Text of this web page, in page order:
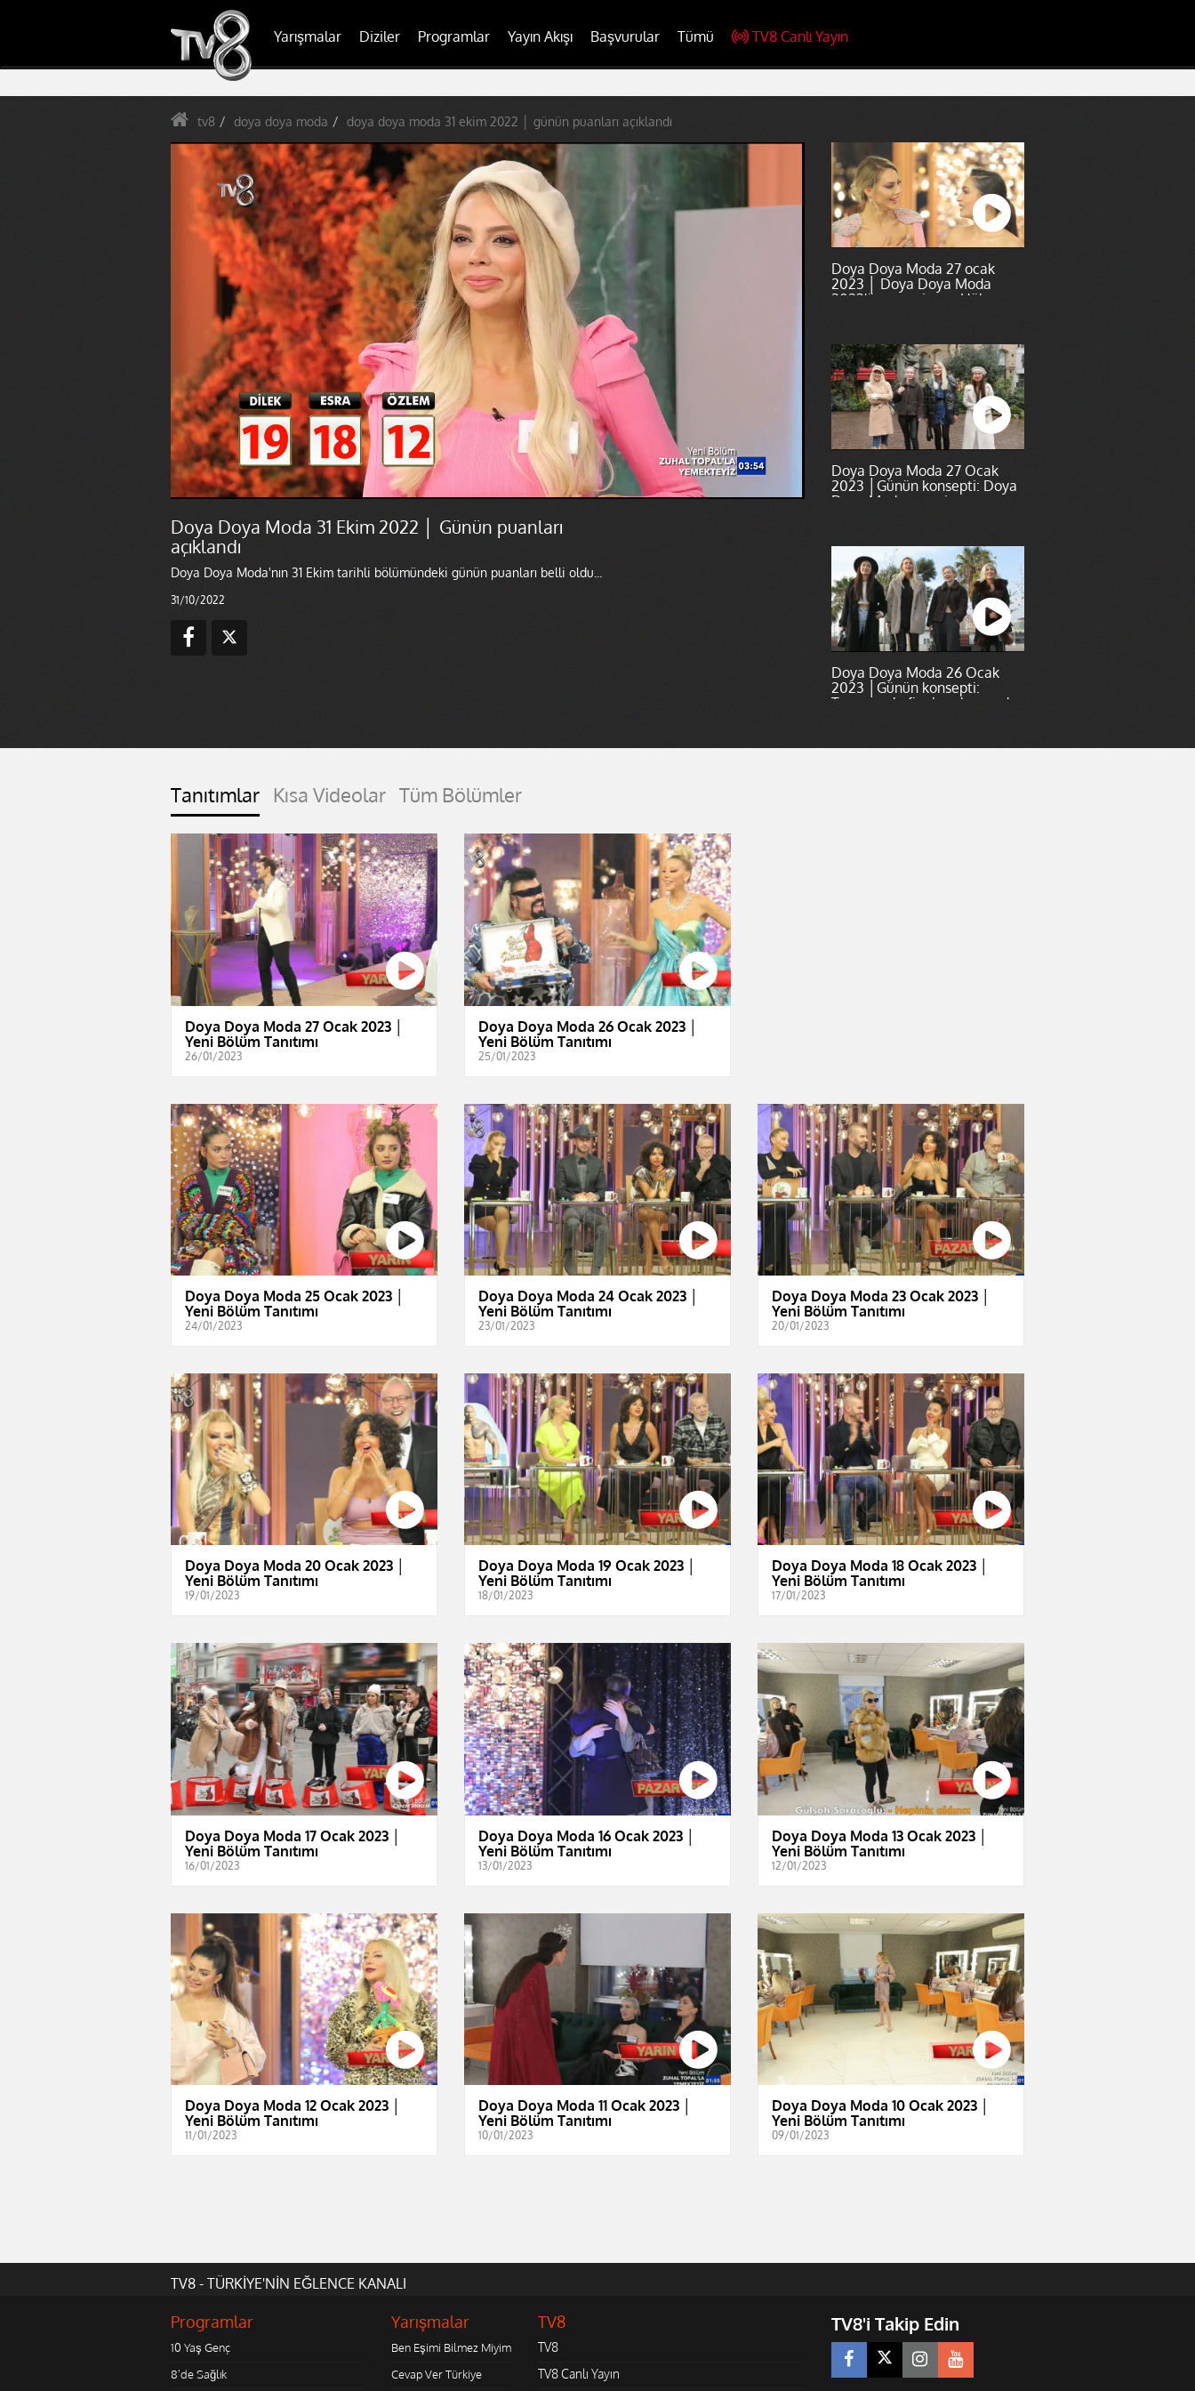
Yarışmalar Diziler Programlar Yayın Akışı Başvurular Tümü TV8 Canlı Yayın
tv8 doya doya moda doya doya moda 31 ekim 2022 │ günün puanları açıklandı
Doya Doya Moda 31 Ekim 2022 │ Günün puanları
açıklandı
Doya Doya Moda'nın 31 Ekim tarihli bölümündeki günün puanları belli oldu...
31/10/2022
Doya Doya Moda 27 ocak
2023 │ Doya Doya Moda
2023'ün şampiyonu Hülya
Doya Doya Moda 27 Ocak
2023 │Günün konsepti: Doya
Doya Moda şampiyonuyum
Doya Doya Moda 26 Ocak
2023 │Günün konsepti:
Tasarımınla finale adını yazdır
Tanıtımlar Kısa Videolar Tüm Bölümler
Doya Doya Moda 27 Ocak 2023 │
Yeni Bölüm Tanıtımı
26/01/2023
Doya Doya Moda 26 Ocak 2023 │
Yeni Bölüm Tanıtımı
25/01/2023
Doya Doya Moda 25 Ocak 2023 │
Yeni Bölüm Tanıtımı
24/01/2023
Doya Doya Moda 24 Ocak 2023 │
Yeni Bölüm Tanıtımı
23/01/2023
Doya Doya Moda 23 Ocak 2023 │
Yeni Bölüm Tanıtımı
20/01/2023
Doya Doya Moda 20 Ocak 2023 │
Yeni Bölüm Tanıtımı
19/01/2023
Doya Doya Moda 19 Ocak 2023 │
Yeni Bölüm Tanıtımı
18/01/2023
Doya Doya Moda 18 Ocak 2023 │
Yeni Bölüm Tanıtımı
17/01/2023
Doya Doya Moda 17 Ocak 2023 │
Yeni Bölüm Tanıtımı
16/01/2023
Doya Doya Moda 16 Ocak 2023 │
Yeni Bölüm Tanıtımı
13/01/2023
Doya Doya Moda 13 Ocak 2023 │
Yeni Bölüm Tanıtımı
12/01/2023
Doya Doya Moda 12 Ocak 2023 │
Yeni Bölüm Tanıtımı
11/01/2023
Doya Doya Moda 11 Ocak 2023 │
Yeni Bölüm Tanıtımı
10/01/2023
Doya Doya Moda 10 Ocak 2023 │
Yeni Bölüm Tanıtımı
09/01/2023
TV8 - TÜRKİYE'NİN EĞLENCE KANALI
Programlar
10 Yaş Genç
8'de Sağlık
Yarışmalar
Ben Eşimi Bilmez Miyim
Cevap Ver Türkiye
TV8
TV8
TV8 Canlı Yayın
TV8'i Takip Edin